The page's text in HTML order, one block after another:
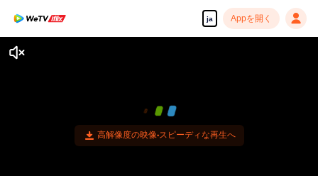
ja Appを開く
高解像度の映像•スピーディな再生へ